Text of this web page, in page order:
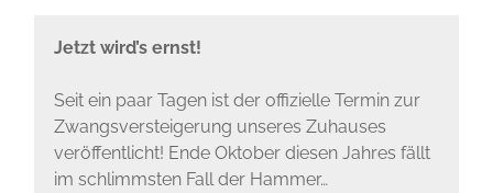
Jetzt wird’s ernst!
Seit ein paar Tagen ist der offizielle Termin zur
Zwangsversteigerung unseres Zuhauses
veröffentlicht! Ende Oktober diesen Jahres fällt
im schlimmsten Fall der Hammer…